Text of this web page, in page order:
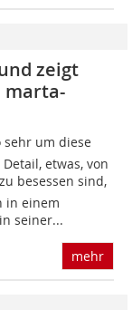
zeigt
marta-
sehr um diese
etwas, von
besessen sind,
in einem
seiner...
mehr